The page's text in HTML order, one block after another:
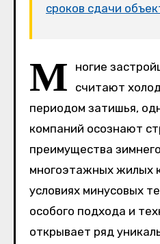
сроков сдачи
М
ногие
считают
периодом затишья,
компаний осознают
преимущества
многоэтажных жилых
условиях минусовых
особого подхода и
открывает ряд